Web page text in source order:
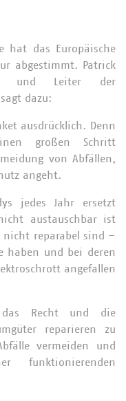
hat das Europäische
abgestimmt. Patrick
und Leiter der
dazu:
ausdrücklich. Denn
großen Schritt
von Abfällen,
angeht.
jedes Jahr ersetzt
austauschbar ist
nicht reparabel sind –
haben und bei deren
angefallen
Recht und die
reparieren zu
vermeiden und
funktionierenden